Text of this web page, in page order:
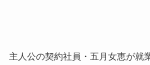
主人公の契約社員・五月女恵が就